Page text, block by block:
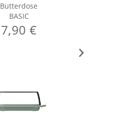
Butterdose
BASIC
7,90 €